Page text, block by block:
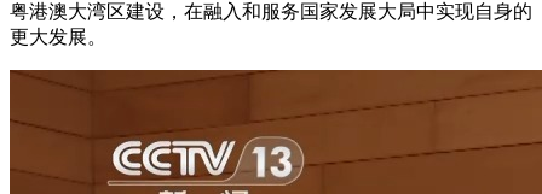
粤港澳大湾区建设，在融入和服务国家发展大局中实现自身的
更大发展。